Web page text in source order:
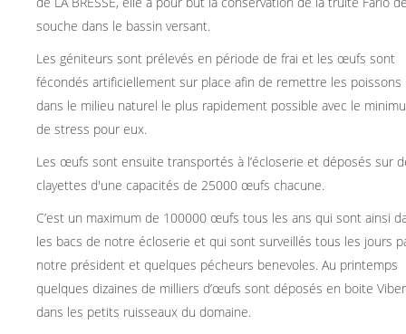
souche dans le bassin versant.
Les géniteurs sont prélevés en période de frai et les œufs sont
fécondés artificiellement sur place afin de remettre les poissons
dans le milieu naturel le plus rapidement possible avec le
de stress pour eux.
Les œufs sont ensuite transportés à l’écloserie et déposés sur
clayettes d'une capacités de 25000 œufs chacune.
C’est un maximum de 100000 œufs tous les ans qui sont ainsi
les bacs de notre écloserie et qui sont surveillés tous les jours
notre président et quelques pécheurs benevoles. Au printemps
quelques dizaines de milliers d’œufs sont déposés en boite
dans les petits ruisseaux du domaine.